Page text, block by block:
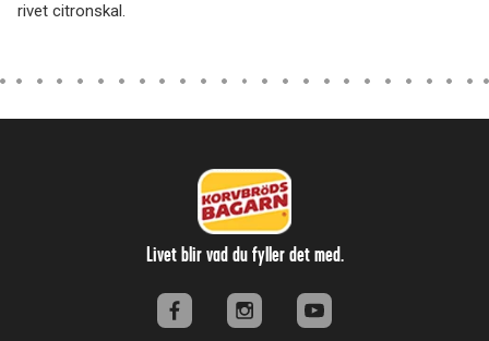
rivet citronskal.
Livet blir vad du fyller det med.